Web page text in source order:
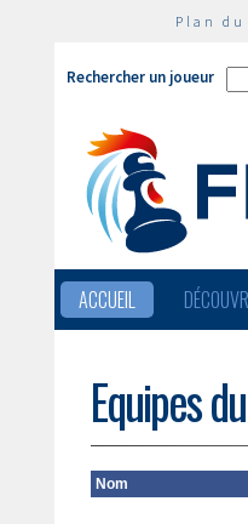
Plan
Rechercher un joueur
ACCUEIL
Equipes
Nom